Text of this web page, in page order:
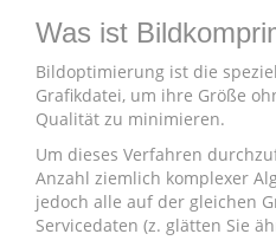
Was ist
Bildoptimierung ist die
Grafikdatei, um ihre Größe
Qualität zu minimieren.
Um dieses Verfahren
Anzahl ziemlich komplexer
jedoch alle auf der gleichen
Servicedaten (z. glätten Sie